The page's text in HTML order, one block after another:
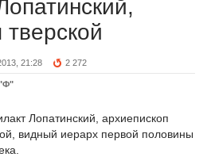
тверской
21:28 2 272
Лопатинский, архиепископ
видный иерарх первой половины